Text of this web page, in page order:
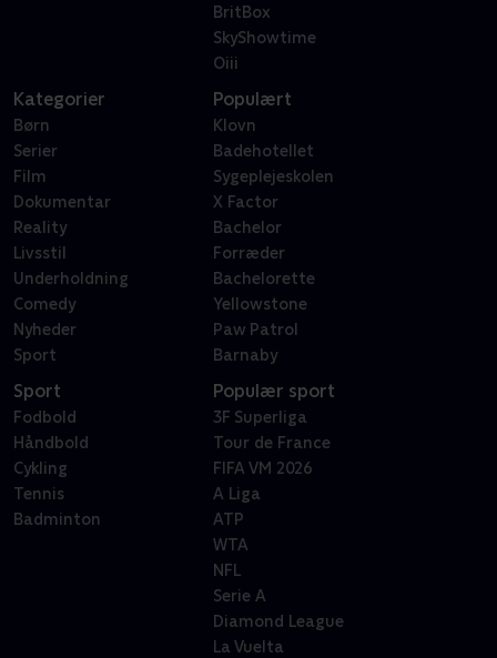
BritBox
SkyShowtime
Oiii
Kategorier
Børn
Serier
Film
Dokumentar
Reality
Livsstil
Underholdning
Comedy
Nyheder
Sport
Populært
Klovn
Badehotellet
Sygeplejeskolen
X Factor
Bachelor
Forræder
Bachelorette
Yellowstone
Paw Patrol
Barnaby
Sport
Fodbold
Håndbold
Cykling
Tennis
Badminton
Populær sport
3F Superliga
Tour de France
FIFA VM 2026
A Liga
ATP
WTA
NFL
Serie A
Diamond League
La Vuelta